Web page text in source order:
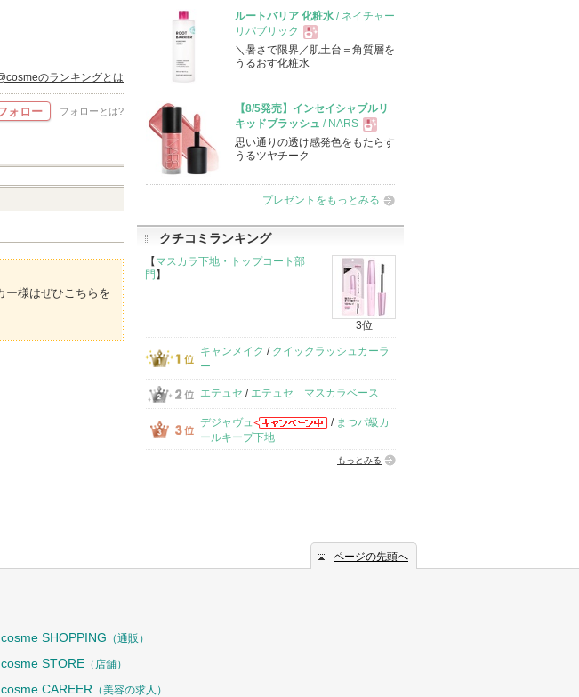
のランキングとは
ォロー フォローとは?
ー様はぜひこちらを
ルートバリア 化粧水 / ネイチャー
リパブリック
現
品
＼暑さで限界／肌土台＝角質層を
うるおす化粧水
【8/5発売】インセイシャブルリ
キッドブラッシュ / NARS
現
品
思い通りの透け感発色をもたらす
うるツヤチーク
プレゼントをもっとみる
クチコミランキング
【 マスカラ下地・トップコート部
門 】
3位
キャンメイク / クイックラッシュカーラ
ー
エテュセ / エテュセ マスカラベース
デジャヴュ / まつパ級カ
ールキープ下地
もっとみる
ページの先頭へ
SHOPPING （通販）
STORE （店舗）
CAREER （美容の求人）